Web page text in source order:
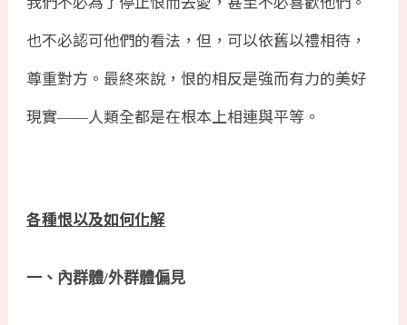
也不必認可他們的看法，但，可以依舊以禮相待，
尊重對方。最終來說，恨的相反是強而有力的美好
現實——人類全都是在根本上相連與平等。
各種恨以及如何化解
一、內群體/外群體偏見